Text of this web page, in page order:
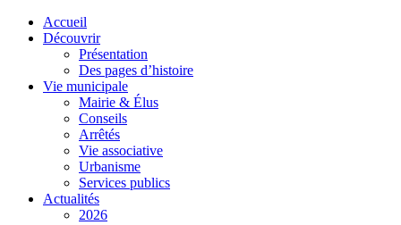
Accueil
Découvrir
Présentation
Des pages d’histoire
Vie municipale
Mairie & Élus
Conseils
Arrêtés
Vie associative
Urbanisme
Services publics
Actualités
2026